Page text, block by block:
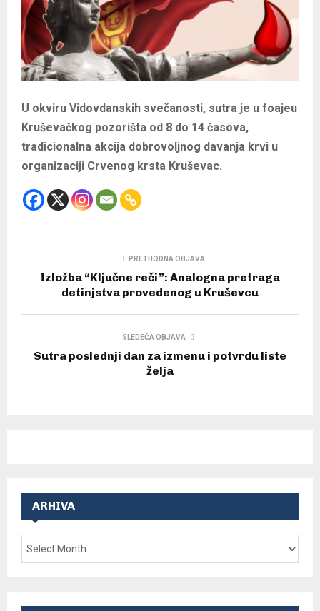
U okviru Vidovdanskih svečanosti, sutra je u foajeu
Kruševačkog pozorišta od 8 do 14 časova,
tradicionalna akcija dobrovoljnog davanja krvi u
organizaciji Crvenog krsta Kruševac.
PRETHODNA OBJAVA
Izložba “Ključne reči”: Analogna pretraga
detinjstva provedenog u Kruševcu
SLEDEĆA OBJAVA
Sutra poslednji dan za izmenu i potvrdu liste
želja
ARHIVA